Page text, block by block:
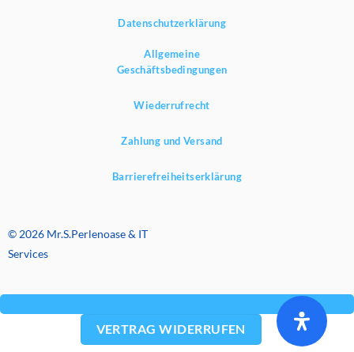
Datenschutzerklärung
Allgemeine
Geschäftsbedingungen
Wiederrufrecht
Zahlung und Versand
Barrierefreiheitserklärung
© 2026 Mr.S.Perlenoase & IT
Services
VERTRAG WIDERRUFEN